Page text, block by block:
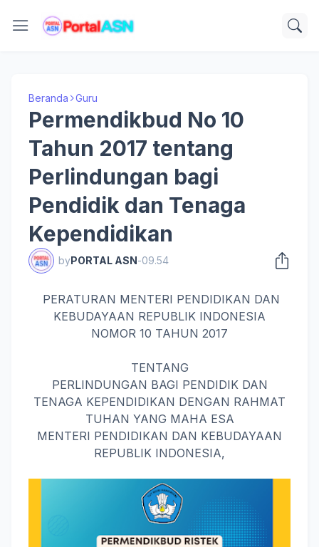
Beranda Guru
Permendikbud No 10
Tahun 2017 tentang
Perlindungan bagi
Pendidik dan Tenaga
Kependidikan
byPORTAL ASN-09.54
PERATURAN MENTERI PENDIDIKAN DAN
KEBUDAYAAN REPUBLIK INDONESIA
NOMOR 10 TAHUN 2017
TENTANG
PERLINDUNGAN BAGI PENDIDIK DAN
TENAGA KEPENDIDIKAN DENGAN RAHMAT
TUHAN YANG MAHA ESA
MENTERI PENDIDIKAN DAN KEBUDAYAAN
REPUBLIK INDONESIA,